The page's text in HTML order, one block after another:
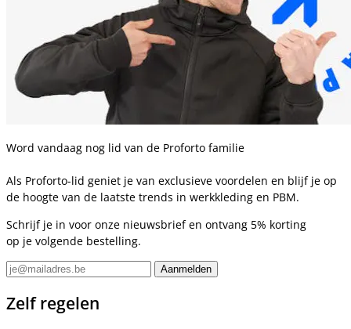
Word vandaag nog lid van de Proforto familie
Als Proforto-lid geniet je van exclusieve voordelen en blijf je op
de hoogte van de laatste trends in werkkleding en PBM.
Schrijf je in voor onze nieuwsbrief en ontvang 5% korting
op je volgende bestelling.
Zelf regelen